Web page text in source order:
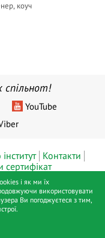
коуч
спільнот!
YouTube
Контакти
сертифікат
Київ, 2019 - 2026
і як ми їх
використовувати
Ви погоджуєтеся з тим,